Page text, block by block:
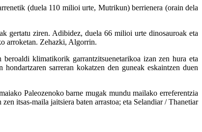
(duela 110 milioi urte, Mutrikun) berrienera (orain dela
gertatu ziren. Adibidez, duela 66 milioi urte dinosauroak eta
arroketan. Zehazki, Algorrin.
klimatikorik garrantzitsuenetarikoa izan zen hura eta
sarreran kokatzen den guneak eskaintzen duen
Paleozenoko barne mugak mundu mailako erreferentzia
itsas-maila jaitsiera baten arrastoa; eta Selandiar / Thanetiar